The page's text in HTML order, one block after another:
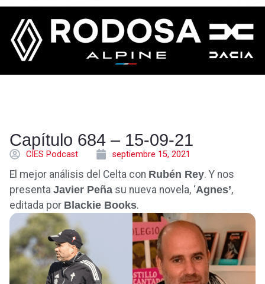
Capítulo 684 – 15-09-21
CÍES Podcast septiembre 15, 2021
El mejor análisis del Celta con Rubén Rey. Y nos
presenta Javier Peña su nueva novela, ‘Agnes’,
editada por Blackie Books.